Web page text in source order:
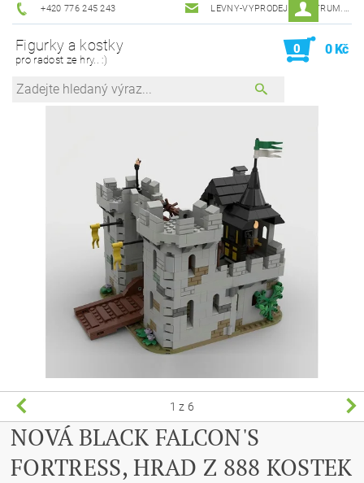
+420 776 245 243 LEVNY-VYPRODEJ@CENTRUM.CZ
Figurky a kostky
pro radost ze hry.. :)
0 0 Kč
1 z 6
NOVÁ BLACK FALCON'S
FORTRESS, HRAD Z 888 KOSTEK